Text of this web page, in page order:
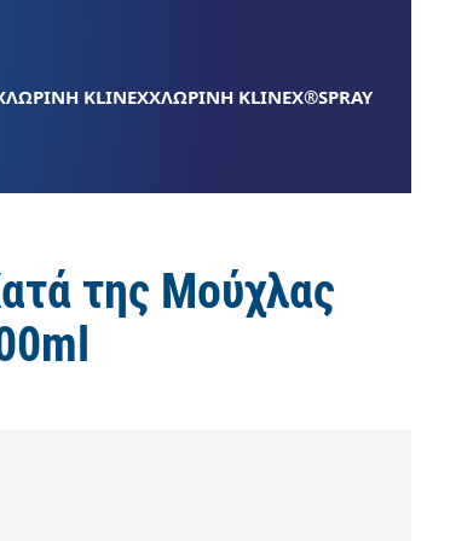
KLINEXΧΛΩΡΙΝΗ KLINEX®SPRAY
της Μούχλας